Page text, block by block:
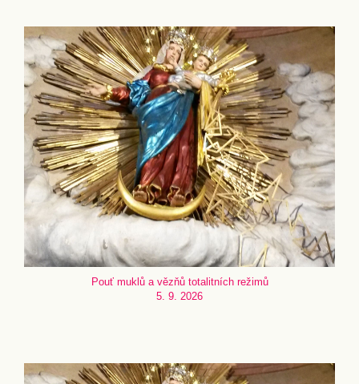
Pouť muklů a vězňů totalitních režimů
5. 9. 2026